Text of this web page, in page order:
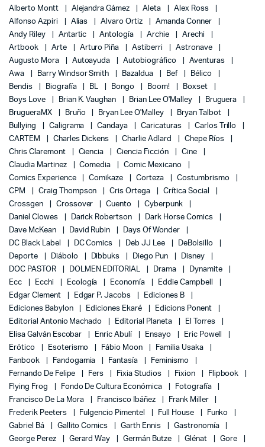
Alberto Montt
Alejandra Gámez Aleta
Alex Ross
Alfonso Azpiri
Alias Alvaro Ortiz
Amanda Conner
Andy Riley
Antartic Antología Archie
Arechi
Artbook
Arte Arturo Piña Astiberri
Astronave
Augusto Mora
Autoayuda Autobiográfico
Aventuras
Awa
Barry Windsor Smith Bazaldua Bef
Bélico
Bendis
Biografía BL Bongo Boom!
Boxset
Boys Love
Brian K. Vaughan Brian Lee O'Malley
Bruguera
BrugueraMX
Bruño Bryan Lee O'Malley
Bryan Talbot
Bullying
Caligrama Candaya Caricaturas
Carlos Trillo
CARTEM
Charles Dickens Charlie Adlard
Chepe Ríos
Chris Claremont
Ciencia Ciencia Ficción
Cine
Claudia Martinez
Comedia
Comic Mexicano
Comics Experience
Comikaze Corteza
Costumbrismo
CPM
Craig Thompson Cris Ortega
Crítica Social
Crossgen
Crossover Cuento
Cyberpunk
Daniel Clowes
Darick Robertson
Dark Horse Comics
Dave McKean
David Rubin
Days Of Wonder
DC Black Label
DC Comics Deb JJ Lee
DeBolsillo
Deporte
Diábolo Dibbuks Diego Pun
Disney
DOC PASTOR
DOLMEN EDITORIAL Drama
Dynamite
Ecc
Ecchi Ecología Economía
Eddie Campbell
Edgar Clement
Edgar P. Jacobs
Ediciones B
Ediciones Babylon
Ediciones Ekaré
Edicions Ponent
Editorial Antonio Machado
Editorial Planeta
El Torres
Elisa Galván Escobar
Enric Abulí Ensayo
Eric Powell
Erótico
Esoterismo Fábio Moon
Familia Usaka
Fanbook
Fandogamia Fantasía
Feminismo
Fernando De Felipe
Fers Fixia Studios Fixion
Flipbook
Flying Frog
Fondo De Cultura Económica
Fotografía
Francisco De La Mora
Francisco Ibáñez
Frank Miller
Frederik Peeters
Fulgencio Pimentel Full House
Funko
Gabriel Bá
Gallito Comics Garth Ennis
Gastronomía
George Perez
Gerard Way Germán Butze Glénat
Gore